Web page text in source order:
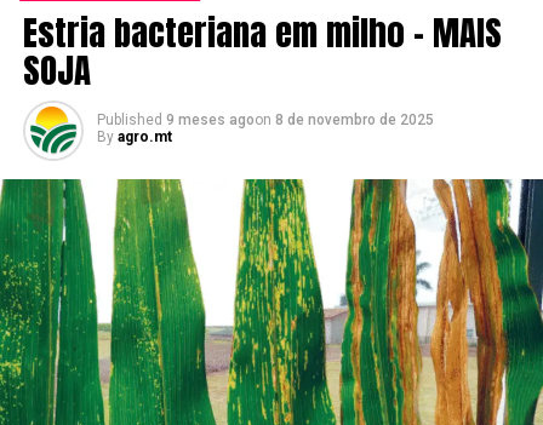
Estria bacteriana em milho – MAIS
SOJA
Published 9 meses agoon 8 de novembro de 2025
By agro.mt